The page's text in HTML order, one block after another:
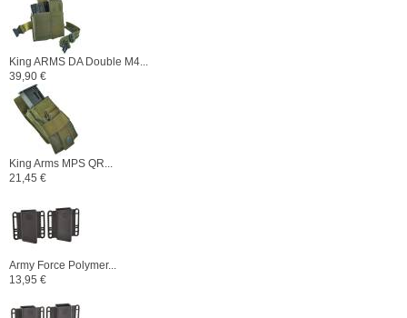
King ARMS DA Double M4...
39,90 €
King Arms MPS QR...
21,45 €
Army Force Polymer...
13,95 €